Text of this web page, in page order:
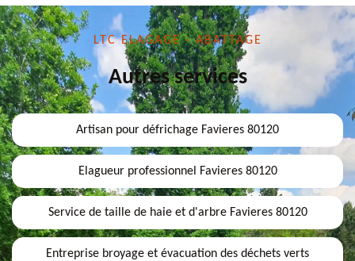
LTC ELAGAGE - ABATTAGE
Autres services
Artisan pour défrichage Favieres 80120
Elagueur professionnel Favieres 80120
Service de taille de haie et d'arbre Favieres 80120
Entreprise broyage et évacuation des déchets verts